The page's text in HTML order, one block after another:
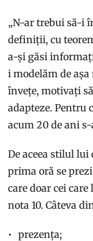
„N-ar trebui să-i
definiții, cu
a-și găsi
i modelăm de
învețe, motivați
adapteze. Pentru
acum 20 de ani s-
De aceea stilul lui
prima oră se
care doar cei
nota 10. Câteva
prezența;